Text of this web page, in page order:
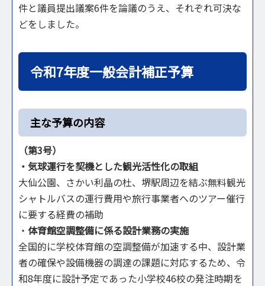
件と議員提出議案6件を論議のうえ、それぞれ可決な
どをしました。
令和7年度一般会計補正予算
主な予算の内容
（第3号）
・ 気球運行を契機とした観光活性化の取組
大仙公園、さかい利晶の杜、堺駅周辺を結ぶ無料観光
シャトルバスの運行費用や旅行事業者へのツアー催行
に要する経費の補助
・ 体育館空調整備に係る設計業務の実施
全国的に学校体育館の空調整備が加速する中、設計業
者の確保や設備機器の調達の課題に対応するため、令
和8年度に設計予定であった小学校46校の発注時期を